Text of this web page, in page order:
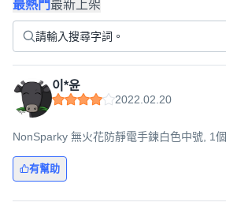
最熱門最新上架
이*윤
2022.02.20
NonSparky 無火花防靜電手鍊白色中號, 1個
有幫助